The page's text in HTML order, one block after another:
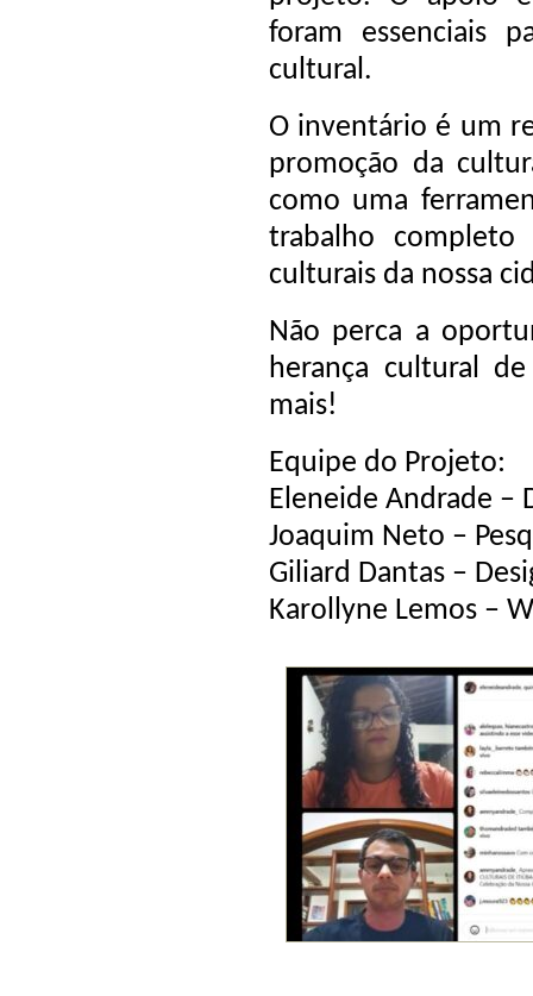
foram essenciais
cultural.
O inventário é um
promoção da
como uma
trabalho completo
culturais da nossa
Não perca a
herança cultural
mais!
Equipe do Projeto:
Eleneide Andrade
Joaquim Neto –
Giliard Dantas –
Karollyne Lemos –